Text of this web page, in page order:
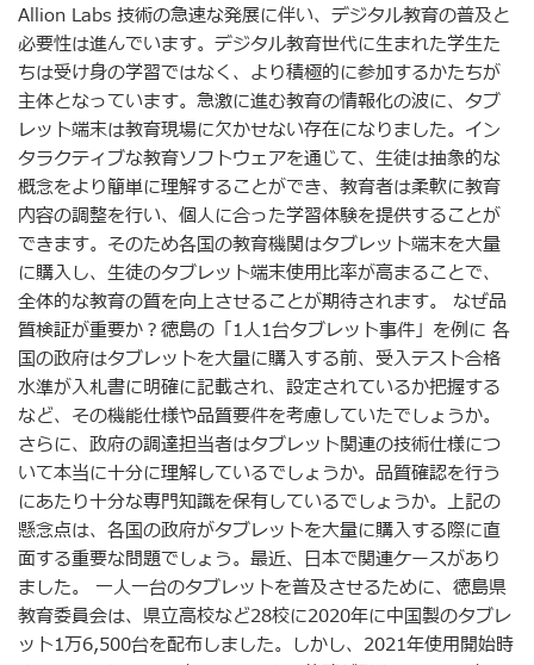
Allion Labs 技術の急速な発展に伴い、デジタル教育の普及と
必要性は進んでいます。デジタル教育世代に生まれた学生た
ちは受け身の学習ではなく、より積極的に参加するかたちが
主体となっています。急激に進む教育の情報化の波に、タブ
レット端末は教育現場に欠かせない存在になりました。イン
タラクティブな教育ソフトウェアを通じて、生徒は抽象的な
概念をより簡単に理解することができ、教育者は柔軟に教育
内容の調整を行い、個人に合った学習体験を提供することが
できます。そのため各国の教育機関はタブレット端末を大量
に購入し、生徒のタブレット端末使用比率が高まることで、
全体的な教育の質を向上させることが期待されます。 なぜ品
質検証が重要か？徳島の「1人1台タブレット事件」を例に 各
国の政府はタブレットを大量に購入する前、受入テスト合格
水準が入札書に明確に記載され、設定されているか把握する
など、その機能仕様や品質要件を考慮していたでしょうか。
さらに、政府の調達担当者はタブレット関連の技術仕様につ
いて本当に十分に理解しているでしょうか。品質確認を行う
にあたり十分な専門知識を保有しているでしょうか。上記の
懸念点は、各国の政府がタブレットを大量に購入する際に直
面する重要な問題でしょう。最近、日本で関連ケースがあり
ました。 一人一台のタブレットを普及させるために、徳島県
教育委員会は、県立高校など28校に2020年に中国製のタブレ
ット1万6,500台を配布しました。しかし、2021年使用開始時